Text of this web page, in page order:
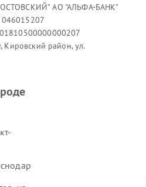
АО "АЛЬФА-БАНК"
Кировский район, ул.